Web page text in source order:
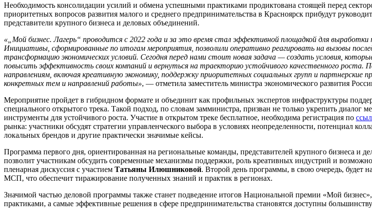
Необходимость консолидации усилий и обмена успешными практиками продиктована стоящей перед
приоритетных вопросов развития малого и среднего предпринимательства в Красноярск прибудут
представители крупного бизнеса и деловых объединений.
«„Мой бизнес. Лагерь“ проводится с 2022 года и за это время стал эффективной площадкой для
Инициативы, сформированные по итогам мероприятия, позволили оперативно реагировать на вызовы
трансформацию экономических условий. Сегодня перед нами стоит новая задача — создать условия,
повысить эффективность своих компаний и вернуться на траекторию устойчивого качественного
направлениям, включая креативную экономику, поддержку приоритетных социальных групп и
конкретных тем и направлений работы», — отметила заместитель министра экономического развития
Мероприятие пройдет в гибридном формате и объединит как профильных экспертов инфраструктуры
специального открытого трека. Такой подход, по словам замминистра, призван не только укрепить
инструменты для устойчивого роста. Участие в открытом треке бесплатное, необходима регистрация по
рынка: участники обсудят стратегии управленческого выбора в условиях неопределенности, потенциал
локальных брендов и другие практически значимые кейсы.
Программа первого дня, ориентированная на региональные команды, представителей крупного бизнеса
позволит участникам обсудить современные механизмы поддержки, роль креативных индустрий и
пленарная дискуссия с участием Татьяны Илюшниковой. Второй день программы, в свою очередь, будет
МСП, что обеспечит тиражирование полученных знаний и практик в регионах.
Значимой частью деловой программы также станет подведение итогов Национальной премии «Мой
практиками, а самые эффективные решения в сфере предпринимательства становятся доступны